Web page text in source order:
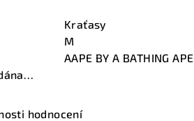
Kraťasy
M
AAPE BY A BATHING APE
hodnocení